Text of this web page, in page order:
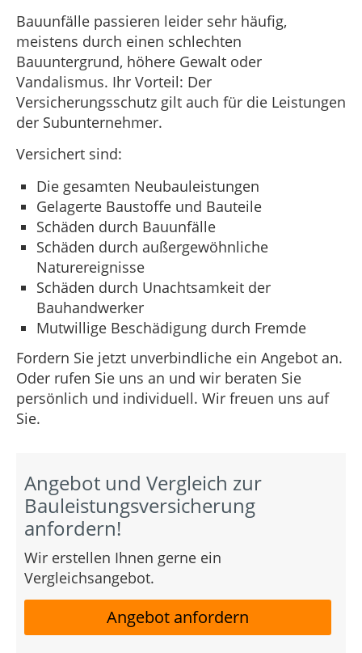
Bauunfälle passieren leider sehr häufig,
meistens durch einen schlechten
Bauuntergrund, höhere Gewalt oder
Vandalismus. Ihr Vorteil: Der
Versicherungsschutz gilt auch für die Leistungen
der Subunternehmer.
Versichert sind:
Die gesamten Neubauleistungen
Gelagerte Baustoffe und Bauteile
Schäden durch Bauunfälle
Schäden durch außergewöhnliche
Naturereignisse
Schäden durch Unachtsamkeit der
Bauhandwerker
Mutwillige Beschädigung durch Fremde
Fordern Sie jetzt unverbindliche ein Angebot an.
Oder rufen Sie uns an und wir beraten Sie
persönlich und individuell. Wir freuen uns auf
Sie.
Angebot und Vergleich zur
Bauleistungsversicherung
anfordern!
Wir erstellen Ihnen gerne ein
Vergleichsangebot.
Angebot anfordern